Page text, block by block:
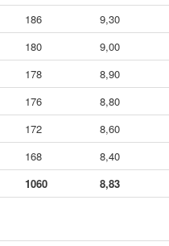
186
9,30
180
9,00
178
8,90
176
8,80
172
8,60
168
8,40
1060 8,83